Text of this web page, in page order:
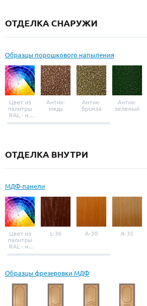
ОТДЕЛКА СНАРУЖИ
Образцы порошкового напыления
Цвет из
палитры
RAL - на
выбор
Антик-
медь
Антик-
бронза
Антик-
зеленый
ОТДЕЛКА ВНУТРИ
МДФ-панели
Цвет из
палитры
RAL - на
выбор
L-36 A-30 A-35
Образцы фрезеровки МДФ